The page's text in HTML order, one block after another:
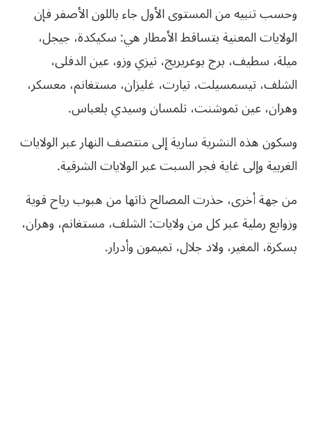
وحسب تنبيه من المستوى الأول جاء باللون الأصفر فإن
الولايات المعنية بتساقط الأمطار هي: سكيكدة، جيجل،
ميلة، سطيف، برج بوعريريج، تيزي وزو، عين الدفلى،
الشلف، تيسمسيلت، تيارت، غليزان، مستغانم، معسكر،
وهران، عين تموشنت، تلمسان وسيدي بلعباس.
وسكون هذه النشرية سارية إلى منتصف النهار عبر الولايات
الغربية وإلى غاية فجر السبت عبر الولايات الشرقية.
من جهة أخرى، حذرت المصالح ذاتها من هبوب رياح قوية
وزوابع رملية عبر كل من ولايات: الشلف، مستغانم، وهران،
بسكرة، المغير، ولاد جلال، تميمون وأدرار.